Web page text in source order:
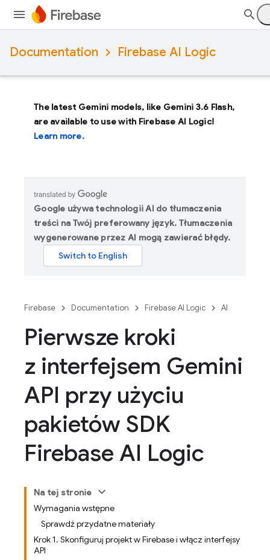
Documentation Firebase AI Logic
The latest Gemini models, like Gemini 3.6 Flash,
are available to use with Firebase AI Logic!
Learn more.
Google używa technologii AI do tłumaczenia
treści na Twój preferowany język. Tłumaczenia
wygenerowane przez AI mogą zawierać błędy.
Firebase Documentation Firebase AI Logic AI
Pierwsze kroki
z interfejsem Gemini
API przy użyciu
pakietów SDK
Firebase AI Logic
Na tej stronie
Wymagania wstępne
Sprawdź przydatne materiały
Krok 1. Skonfiguruj projekt w Firebase i włącz interfejsy
API